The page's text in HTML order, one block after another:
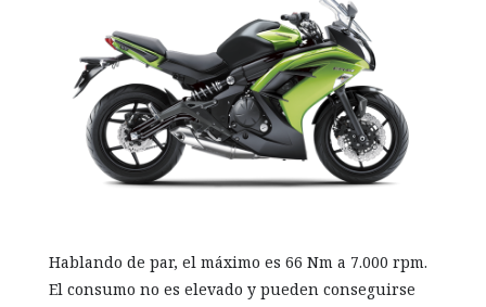
Hablando de par, el máximo es 66 Nm a 7.000 rpm.
El consumo no es elevado y pueden conseguirse